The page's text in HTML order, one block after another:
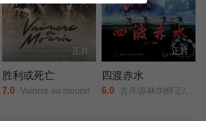
正片
胜利或死亡
7.0 Vaincre ou mourir/
正片
四渡赤水
6.0 古月/苏林/刘怀正/傅学诚/